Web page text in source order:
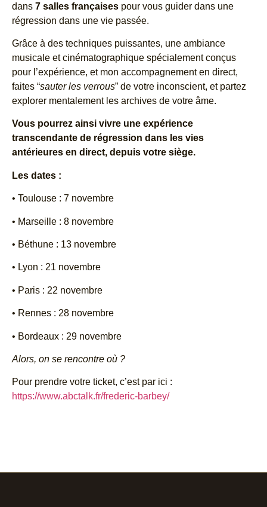
dans 7 salles françaises pour vous guider dans une
régression dans une vie passée.
Grâce à des techniques puissantes, une ambiance
musicale et cinématographique spécialement conçus
pour l’expérience, et mon accompagnement en direct,
faites “sauter les verrous” de votre inconscient, et partez
explorer mentalement les archives de votre âme.
Vous pourrez ainsi vivre une expérience
transcendante de régression dans les vies
antérieures en direct, depuis votre siège.
Les dates :
• Toulouse : 7 novembre
• Marseille : 8 novembre
• Béthune : 13 novembre
• Lyon : 21 novembre
• Paris : 22 novembre
• Rennes : 28 novembre
• Bordeaux : 29 novembre
Alors, on se rencontre où ?
Pour prendre votre ticket, c’est par ici :
https://www.abctalk.fr/frederic-barbey/